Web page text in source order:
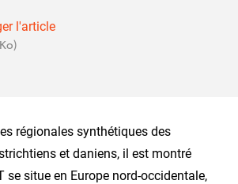
l'article
régionales synthétiques des
et daniens, il est montré
se situe en Europe nord-occidentale,